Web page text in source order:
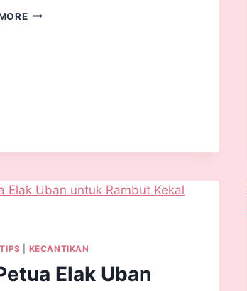
KECANTIKAN
Elak Uban